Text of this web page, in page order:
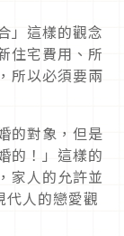
」這樣的觀念
住宅費用、所
所以必須要兩
的對象，但是
的！」這樣的
家人的允許並
人的戀愛觀